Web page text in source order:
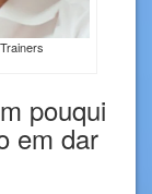
pouqui
em dar